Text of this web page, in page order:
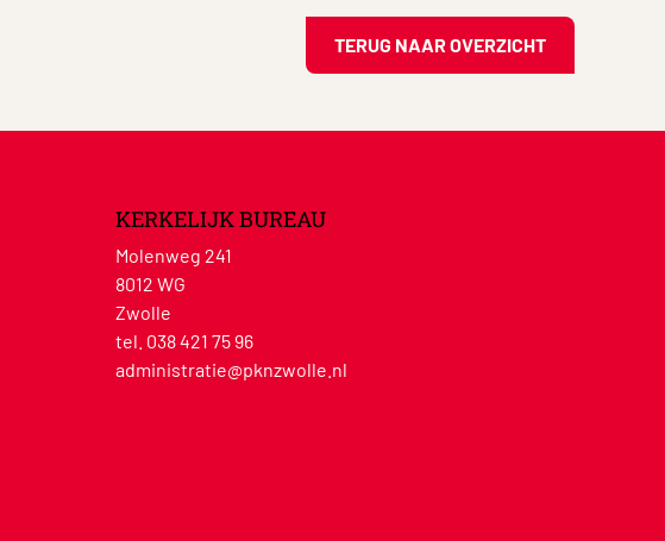
TERUG NAAR OVERZICHT
KERKELIJK BUREAU
Molenweg 241
8012 WG
Zwolle
tel. 038 421 75 96
administratie@pknzwolle.nl